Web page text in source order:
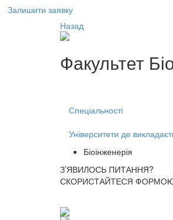
Залишити заявку
Назад
Факультет
Спеціальності
Університети де
Біоінженерія
З’ЯВИЛОСЬ ПИТАННЯ?
СКОРИСТАЙТЕСЯ ФОРМОЮ